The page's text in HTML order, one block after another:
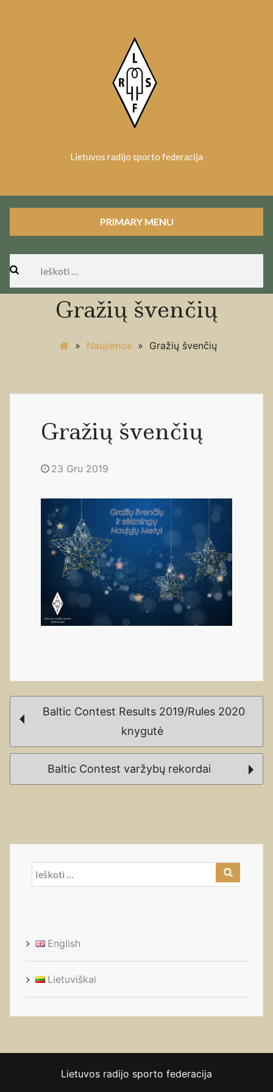
Lietuvos radijo sporto federacija
PRIMARY MENU
Ieškoti:
Gražių švenčių
» Naujienos » Gražių švenčių
Gražių švenčių
23 Gru 2019
Post
navigation
Baltic Contest Results 2019/Rules 2020
knygutė
Baltic Contest varžybų rekordai
Ieškoti:
English
Lietuviškai
Lietuvos radijo sporto federacija